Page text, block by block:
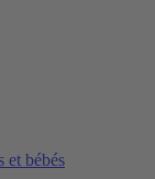
et bébés